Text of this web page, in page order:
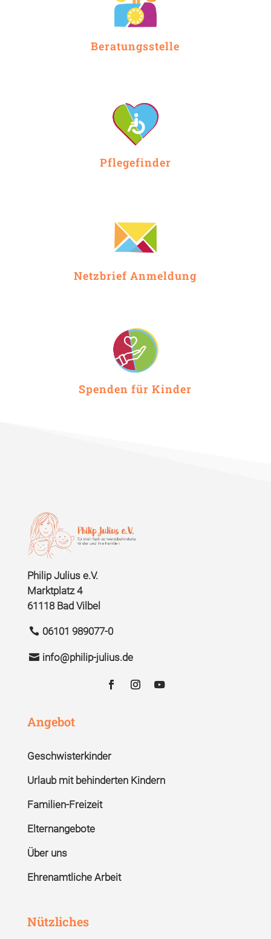
Beratungsstelle
Pflegefinder
Netzbrief Anmeldung
Spenden für Kinder
Philip Julius e.V.
Marktplatz 4
61118 Bad Vilbel
06101 989077-0
info@philip-julius.de
Angebot
Geschwisterkinder
Urlaub mit behinderten Kindern
Familien-Freizeit
Elternangebote
Über uns
Ehrenamtliche Arbeit
Nützliches